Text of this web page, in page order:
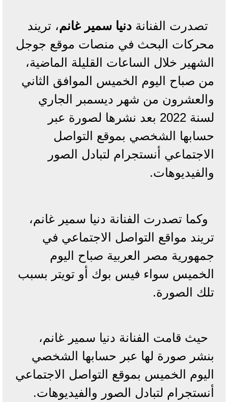
تصدرت الفنانة دنيا سمير غانم، تريند
محركات البحث في منصات موقع جوجل
الشهير خلال الساعات القليلة الماضية،
من صباح اليوم الخميس الموافق الثاني
والعشرون من شهر ديسمبر الجاري
لسنة 2022 بعد نشرها لصورة عبر
حسابها الشخصي بموقع التواصل
الاجتماعي أنستجرام لتبادل الصور
والفيديوهات.
وكما تصدرت الفنانة دنيا سمير غانم،
تريند مواقع التواصل الاجتماعي في
جمهورية مصر العربية صباح اليوم
الخميس سواء فيس بوك أو تويتر بسبب
تلك الصورة.
حيث قامت الفنانة دنيا سمير غانم،
بنشر صورة لها عبر حسابها الشخصي
اليوم الخميس بموقع التواصل الاجتماعي
أنستجرام لتبادل الصور والفيديوهات.